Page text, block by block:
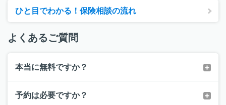
ひと目でわかる！保険相談の流れ
よくあるご質問
本当に無料ですか？
予約は必要ですか？